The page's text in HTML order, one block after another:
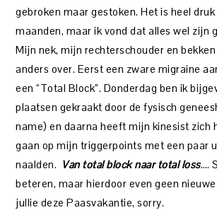
gebroken maar gestoken. Het is heel
maanden, maar ik vond dat alles wel zijn
Mijn nek, mijn rechterschouder en
anders over. Eerst een zware migraine
een “Total Block”. Donderdag ben ik
plaatsen gekraakt door de fysisch
name) en daarna heeft mijn kinesist zich
gaan op mijn triggerpoints met een paar
naalden. Van total block naar total loss….
beteren, maar hierdoor even geen
jullie deze Paasvakantie, sorry.